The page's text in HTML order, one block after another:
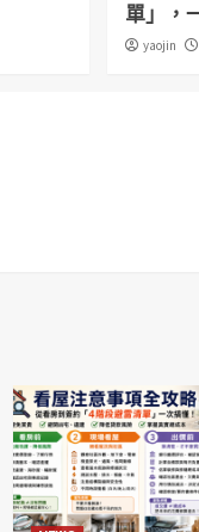
單」，
yaojin